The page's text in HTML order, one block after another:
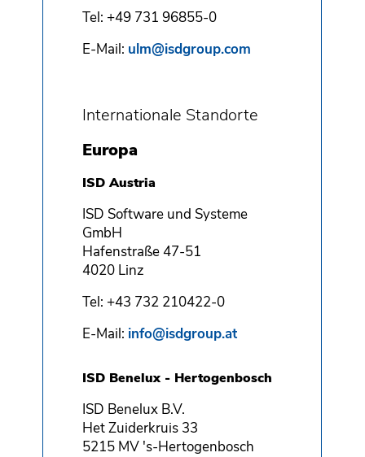
Tel: +49 731 96855-0
E-Mail: ulm@isdgroup.com
Internationale Standorte
Europa
ISD Austria
ISD Software und Systeme
GmbH
Hafenstraße 47-51
4020 Linz
Tel: +43 732 210422-0
E-Mail: info@isdgroup.at
ISD Benelux - Hertogenbosch
ISD Benelux B.V.
Het Zuiderkruis 33
5215 MV 's-Hertogenbosch